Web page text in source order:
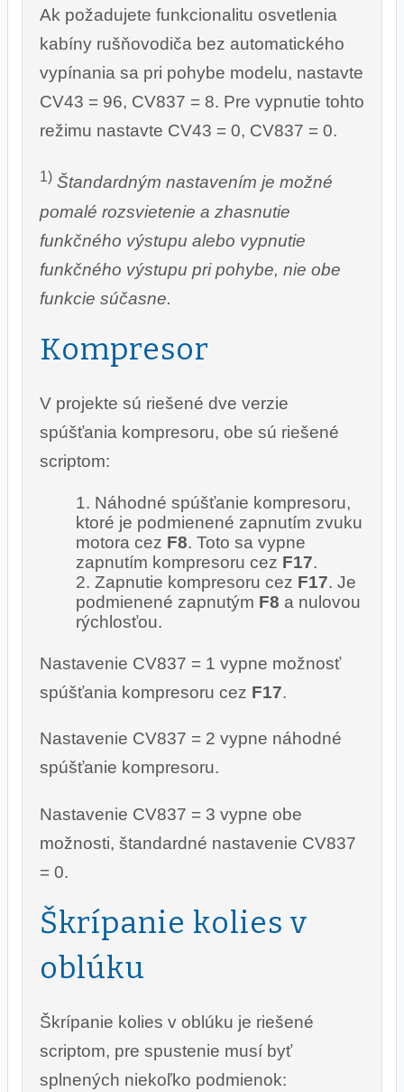
Ak požadujete funkcionalitu osvetlenia
kabíny rušňovodiča bez automatického
vypínania sa pri pohybe modelu, nastavte
CV43 = 96, CV837 = 8. Pre vypnutie tohto
režimu nastavte CV43 = 0, CV837 = 0.
1) Štandardným nastavením je možné
pomalé rozsvietenie a zhasnutie
funkčného výstupu alebo vypnutie
funkčného výstupu pri pohybe, nie obe
funkcie súčasne.
Kompresor
V projekte sú riešené dve verzie
spúšťania kompresoru, obe sú riešené
scriptom:
Náhodné spúšťanie kompresoru,
ktoré je podmienené zapnutím zvuku
motora cez F8. Toto sa vypne
zapnutím kompresoru cez F17.
Zapnutie kompresoru cez F17. Je
podmienené zapnutým F8 a nulovou
rýchlosťou.
Nastavenie CV837 = 1 vypne možnosť
spúšťania kompresoru cez F17.
Nastavenie CV837 = 2 vypne náhodné
spúšťanie kompresoru.
Nastavenie CV837 = 3 vypne obe
možnosti, štandardné nastavenie CV837
= 0.
Škrípanie kolies v
oblúku
Škrípanie kolies v oblúku je riešené
scriptom, pre spustenie musí byť
splnených niekoľko podmienok: